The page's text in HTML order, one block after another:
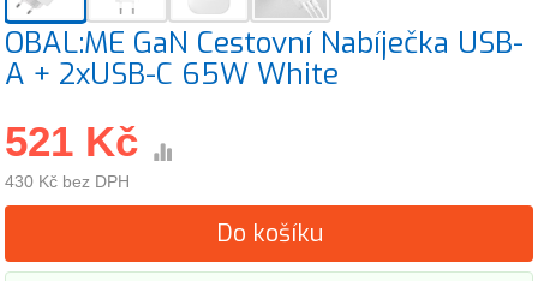
OBAL:ME GaN Cestovní Nabíječka USB-
A + 2xUSB-C 65W White
521 Kč
430 Kč bez DPH
Do košíku